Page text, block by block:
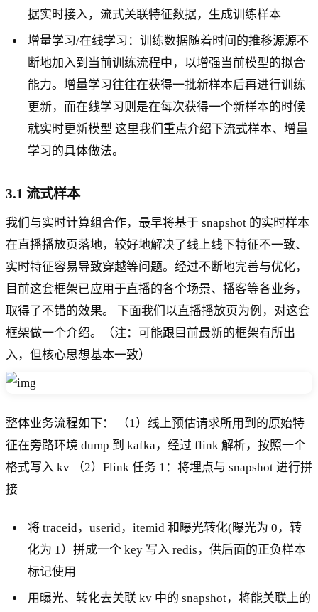
据实时接入，流式关联特征数据，生成训练样本
增量学习/在线学习：训练数据随着时间的推移源源不
断地加入到当前训练流程中，以增强当前模型的拟合
能力。增量学习往往在获得一批新样本后再进行训练
更新，而在线学习则是在每次获得一个新样本的时候
就实时更新模型 这里我们重点介绍下流式样本、增量
学习的具体做法。
3.1 流式样本
我们与实时计算组合作，最早将基于 snapshot 的实时样本
在直播播放页落地，较好地解决了线上线下特征不一致、
实时特征容易导致穿越等问题。经过不断地完善与优化，
目前这套框架已应用于直播的各个场景、播客等各业务，
取得了不错的效果。 下面我们以直播播放页为例，对这套
框架做一个介绍。（注：可能跟目前最新的框架有所出
入，但核心思想基本一致）
整体业务流程如下： （1）线上预估请求所用到的原始特
征在旁路环境 dump 到 kafka，经过 flink 解析，按照一个
格式写入 kv （2）Flink 任务 1：将埋点与 snapshot 进行拼
接
将 traceid，userid，itemid 和曝光转化(曝光为 0，转
化为 1）拼成一个 key 写入 redis，供后面的正负样本
标记使用
用曝光、转化去关联 kv 中的 snapshot，将能关联上的